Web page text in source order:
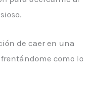
de caer en una
como lo